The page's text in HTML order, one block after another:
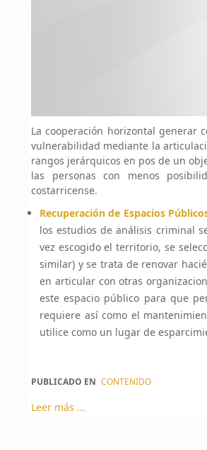
La cooperación horizontal generar
vulnerabilidad mediante la
rangos jerárquicos en pos de un
las personas con menos
costarricense.
Recuperación de Espacios
los estudios de análisis criminal
vez escogido el territorio, se
similar) y se trata de renovar
en articular con otras
este espacio público para que
requiere así como el
utilice como un lugar de
PUBLICADO EN CONTENIDO
Leer más ...